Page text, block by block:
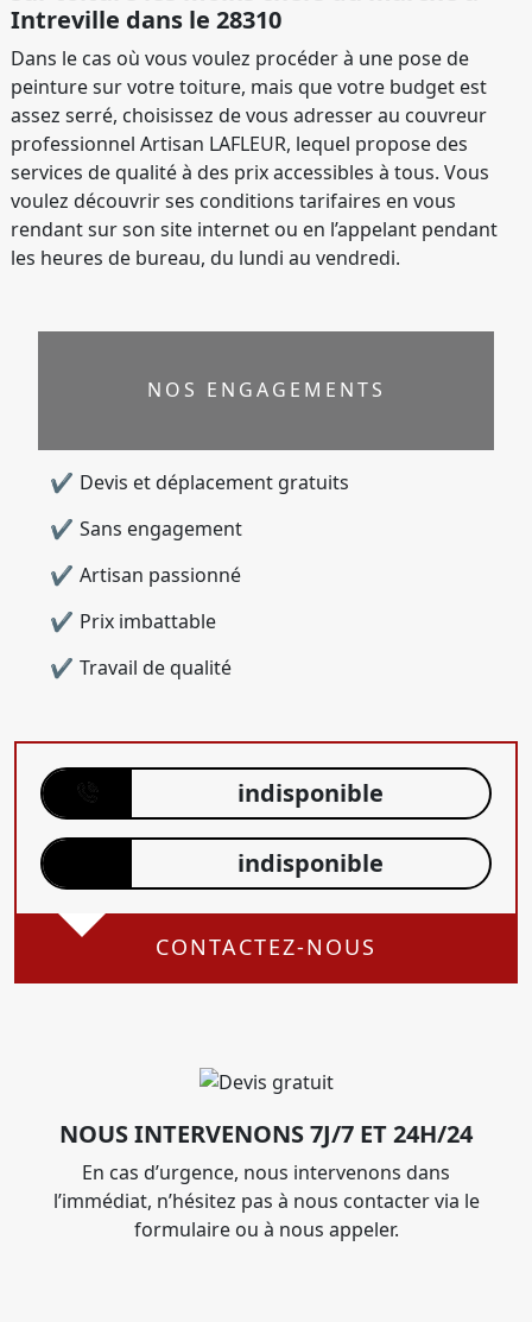
Intreville dans le 28310
Dans le cas où vous voulez procéder à une pose de
peinture sur votre toiture, mais que votre budget est
assez serré, choisissez de vous adresser au couvreur
professionnel Artisan LAFLEUR, lequel propose des
services de qualité à des prix accessibles à tous. Vous
voulez découvrir ses conditions tarifaires en vous
rendant sur son site internet ou en l’appelant pendant
les heures de bureau, du lundi au vendredi.
NOS ENGAGEMENTS
Devis et déplacement gratuits
Sans engagement
Artisan passionné
Prix imbattable
Travail de qualité
indisponible
indisponible
CONTACTEZ-NOUS
NOUS INTERVENONS 7J/7 ET 24H/24
En cas d’urgence, nous intervenons dans
l’immédiat, n’hésitez pas à nous contacter via le
formulaire ou à nous appeler.